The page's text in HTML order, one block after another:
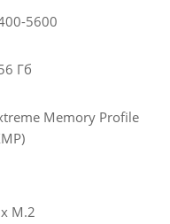
5600
Гб
Memory Profile
M.2